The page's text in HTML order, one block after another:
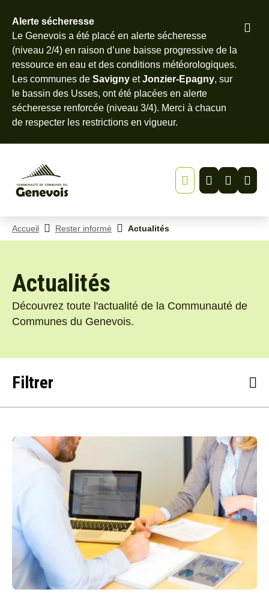
Alerte sécheresse
Le Genevois a été placé en alerte sécheresse
(niveau 2/4) en raison d’une baisse progressive de la
ressource en eau et des conditions météorologiques.
Les communes de Savigny etJonzier-Epagny, sur
le bassin des Usses, ont été placées en alerte
sécheresse renforcée (niveau 3/4). Merci à chacun
de respecter les restrictions en vigueur.
Accueil Rester informé Actualités
Actualités
Découvrez toute l'actualité de la Communauté de
Communes du Genevois.
Filtrer
#Culture
#Economie
#Environnement
#Grand Genève
#Intercommunalité
#Petite enfance
#Rénovation énergétique
#Santé